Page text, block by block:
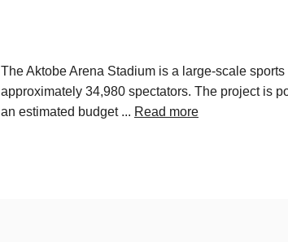
The Aktobe Arena Stadium is a large-scale
approximately 34,980 spectators. The project is
an estimated budget ... Read more